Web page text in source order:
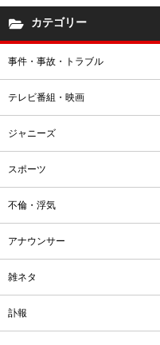
カテゴリー
事件・事故・トラブル
テレビ番組・映画
ジャニーズ
スポーツ
不倫・浮気
アナウンサー
雑ネタ
訃報